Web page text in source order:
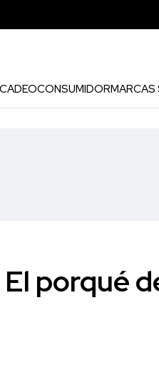
CONSUMIDORMARCAS
El porqué